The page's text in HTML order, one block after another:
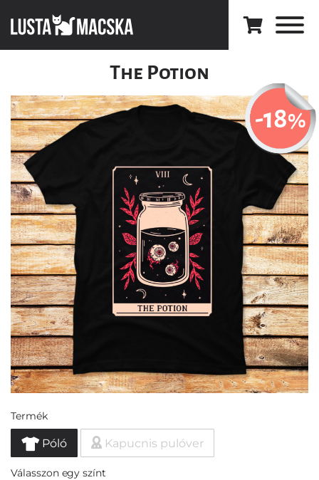
The Potion
-18%
Termék
Póló Kapucnis pulóver
Válasszon egy színt